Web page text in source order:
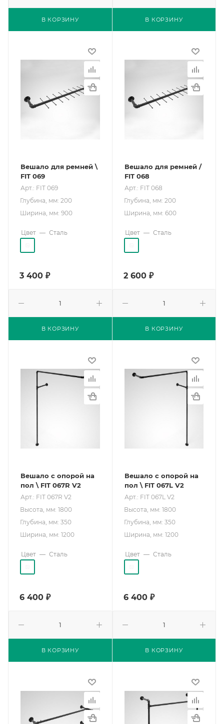
В КОРЗИНУ В КОРЗИНУ
Вешало для ремней \
FIT 069
Арт.: FIT 069
Глубина, мм: 200
Ширина, мм: 900
В КОРЗИНУ
Цвет — Сталь
3 400 ₽
Вешало для ремней /
FIT 068
Арт.: FIT 068
Глубина, мм: 200
Ширина, мм: 600
В КОРЗИНУ
Цвет — Сталь
2 600₽
Вешало с опорой на
пол \ FIT 067R V2
Арт.: FIT 067R V2
Высота, мм: 1800
Глубина, мм: 350
Ширина, мм: 1200
В КОРЗИНУ
Цвет — Сталь
6 400 ₽
Вешало с опорой на
пол \ FIT 067L V2
Арт.: FIT 067L V2
Высота, мм: 1800
Глубина, мм: 350
Ширина, мм: 1200
В КОРЗИНУ
Цвет — Сталь
6 400₽